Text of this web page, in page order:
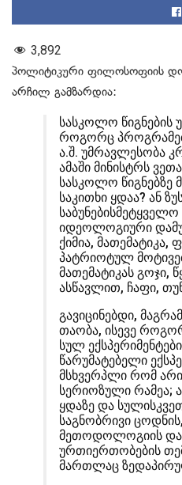
3,892
პოლიტიკური ფილოსოფიის
არჩილ გამზარდია:
სასკოლო წიგნების
როგორც
ა.შ. უმრავლესობა
ამაში მინისტრს
სასკოლო წიგნებზე
საკითხი ყდაა? ან
იდეოლოგიური
ქიმია, მათემატიკა,
პატრიოტულ
მათემატიკას გოჯი,
ასწავლით, ჩაფი,
გავიცინებდი,
თაობა, ისევე
სულ
წარუმატებელი
მსხვერპლი რომ
სერიოზული რამეა;
ყდაზე და
საგნობრივი
მეთოდოლოგიის და
ურთიერთობების
მართლაც